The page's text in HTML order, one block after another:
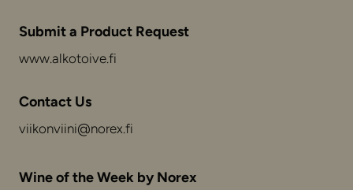
Submit a Product Request
www.alkotoive.fi
Contact Us
viikonviini@norex.fi
Wine of the Week by Norex